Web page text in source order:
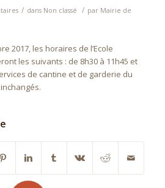
/ dans Non classé / par Mairie de
2017, les horaires de l’Ecole
les suivants : de 8h30 à 11h45 et
de cantine et de garderie du